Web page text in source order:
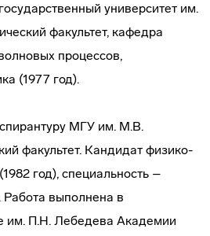
университет им.
факультет, кафедра
процессов,
(1977 год).
МГУ им. М.В.
факультет. Кандидат физико-
год), специальность –
Работа выполнена в
им. П.Н. Лебедева Академии